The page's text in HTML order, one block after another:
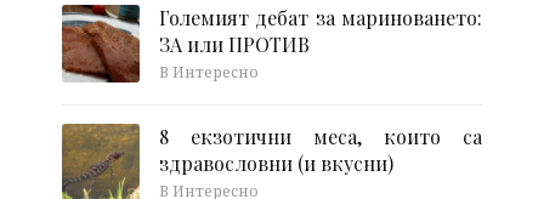
Големият дебат за мариноването:
ЗА или ПРОТИВ
В Интересно
8 екзотични меса, които са
здравословни (и вкусни)
В Интересно